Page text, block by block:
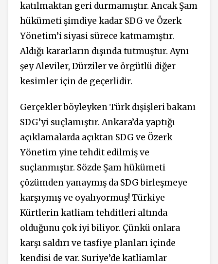
katılmaktan geri durmamıştır. Ancak Şam
hükümeti şimdiye kadar SDG ve Özerk
Yönetim’i siyasi sürece katmamıştır.
Aldığı kararların dışında tutmuştur. Aynı
şey Aleviler, Dürziler ve örgütlü diğer
kesimler için de geçerlidir.
Gerçekler böyleyken Türk dışişleri bakanı
SDG’yi suçlamıştır. Ankara’da yaptığı
açıklamalarda açıktan SDG ve Özerk
Yönetim yine tehdit edilmiş ve
suçlanmıştır. Sözde Şam hükümeti
çözümden yanaymış da SDG birleşmeye
karşıymış ve oyalıyormuş! Türkiye
Kürtlerin katliam tehditleri altında
olduğunu çok iyi biliyor. Çünkü onlara
karşı saldırı ve tasfiye planları içinde
kendisi de var. Suriye’de katliamlar